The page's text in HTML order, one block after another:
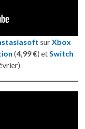
surXbox
(4,99 €) etSwitch